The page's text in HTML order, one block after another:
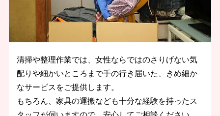
清掃や整理作業では、女性ならではのさりげない気
配りや細かいところまで手の行き届いた、きめ細か
なサービスをご提供します。
もちろん、家具の運搬なども十分な経験を持ったス